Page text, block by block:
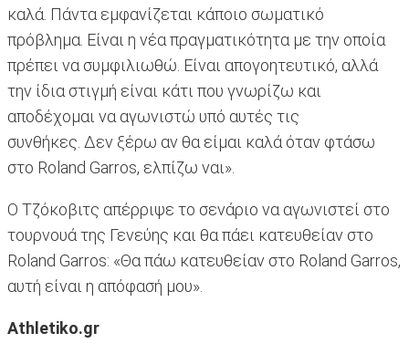
καλά. Πάντα εμφανίζεται κάποιο σωματικό
πρόβλημα. Είναι η νέα πραγματικότητα με την οποία
πρέπει να συμφιλιωθώ. Είναι απογοητευτικό, αλλά
την ίδια στιγμή είναι κάτι που γνωρίζω και
αποδέχομαι να αγωνιστώ υπό αυτές τις
συνθήκες. Δεν ξέρω αν θα είμαι καλά όταν φτάσω
στο Roland Garros, ελπίζω ναι».
Ο Τζόκοβιτς απέρριψε το σενάριο να αγωνιστεί στο
τουρνουά της Γενεύης και θα πάει κατευθείαν στο
Roland Garros: «Θα πάω κατευθείαν στο Roland Garros,
αυτή είναι η απόφασή μου».
Athletiko.gr